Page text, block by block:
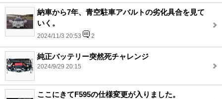
納車から7年、青空駐車アバルトの劣化具合を見て
いく。
2024/11/3 20:53 2
純正バッテリー突然死チャレンジ
2024/9/29 20:15
ここにきてF595の仕様変更が入りました。